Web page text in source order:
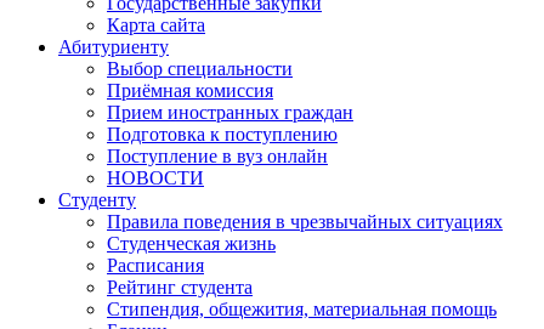
Карта сайта
Абитуриенту
Выбор специальности
Приёмная комиссия
Прием иностранных граждан
Подготовка к поступлению
Поступление в вуз онлайн
НОВОСТИ
Студенту
Правила поведения в чрезвычайных ситуациях
Студенческая жизнь
Расписания
Рейтинг студента
Стипендия, общежития, материальная помощь